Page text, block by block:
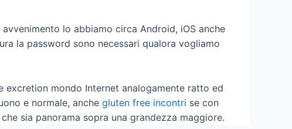
lo abbiamo circa Android, iOS anche
la password sono necessari qualora vogliamo
excretion mondo Internet analogamente ratto ed
e normale, anche gluten free incontri se con
sia panorama sopra una grandezza maggiore.